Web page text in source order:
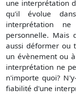
une interprétation
qu'il évolue
interprétation
personnelle. Mais
aussi déformer ou
un évènement ou
interprétation ne
n'importe quoi?
fiabilité d'une